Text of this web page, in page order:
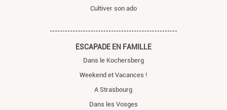
Cultiver son ado
ESCAPADE EN FAMILLE
Dans le Kochersberg
Weekend et Vacances !
A Strasbourg
Dans les Vosges